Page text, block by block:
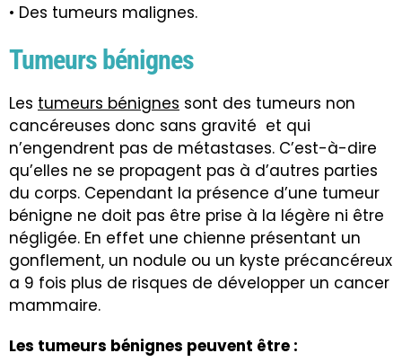
• Des tumeurs malignes.
Tumeurs bénignes
Les tumeurs bénignes sont des tumeurs non
cancéreuses donc sans gravité et qui
n’engendrent pas de métastases. C’est-à-dire
qu’elles ne se propagent pas à d’autres parties
du corps. Cependant la présence d’une tumeur
bénigne ne doit pas être prise à la légère ni être
négligée. En effet une chienne présentant un
gonflement, un nodule ou un kyste précancéreux
a 9 fois plus de risques de développer un cancer
mammaire.
Les tumeurs bénignes peuvent être :